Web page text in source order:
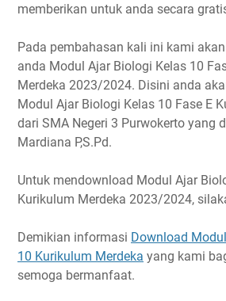
memberikan untuk anda secara
Pada pembahasan kali ini kami
anda Modul Ajar Biologi Kelas 10
Merdeka 2023/2024. Disini anda
Modul Ajar Biologi Kelas 10 Fase E
dari SMA Negeri 3 Purwokerto yang
Mardiana P,S.Pd.
Untuk mendownload Modul Ajar
Kurikulum Merdeka 2023/2024,
Demikian informasi Download
10 Kurikulum Merdeka yang kami
semoga bermanfaat.